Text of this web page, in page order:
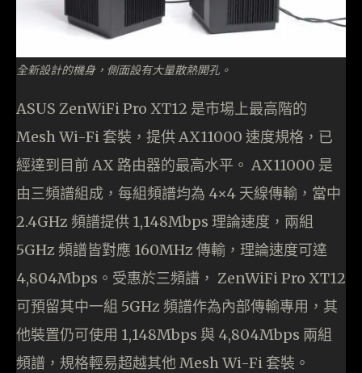
全新設計的機身，側面設有大量散熱開孔。
ASUS ZenWiFi Pro XT12 是市場上最高階的
Mesh Wi-Fi 套裝，提供 AX11000 速度規格，已
經達到目前 AX 路由器的最高水平。 AX11000 是
由三頻譜組成，每組頻譜均為 4×4 天線傳輸，當中
2.4GHz 頻譜提供 1,148Mbps 理論速度，兩組
5GHz 頻譜皆對應 160MHz 傳輸，理論速度可達
4,804Mbps。受惠於三頻譜， ZenWiFi Pro XT12
可預留其中一組 5GHz 頻譜作為內部傳輸專用，其
他裝置仍可使用 1,148Mbps 與 4,804Mbps 兩組
頻譜，規格輕易超越其他 Mesh Wi-Fi 套裝。